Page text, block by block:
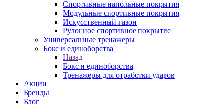
Спортивные напольные покрытия
Модульные спортивные покрытия
Искусственный газон
Рулонное спортивное покрытие
Универсальные тренажеры
Бокс и единоборства
Назад
Бокс и единоборства
Тренажеры для отработки ударов
Акции
Бренды
Блог